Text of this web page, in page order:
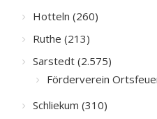
Hotteln (260)
Ruthe (213)
Sarstedt (2.575)
Förderverein
Schliekum (310)